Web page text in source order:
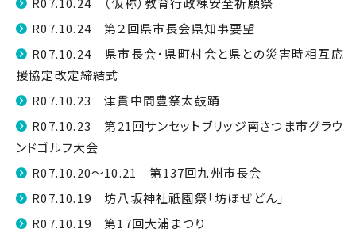
R07.10.24 第２回県市長会県知事要望
R07.10.24 県市長会・県町村会と県との災害時相互応
援協定改定締結式
R07.10.23 津貫中間豊祭太鼓踊
R07.10.23 第21回サンセットブリッジ南さつま市グラウ
ンドゴルフ大会
R07.10.20～10.21 第137回九州市長会
R07.10.19 坊八坂神社祇園祭「坊ほぜどん」
R07.10.19 第17回大浦まつり